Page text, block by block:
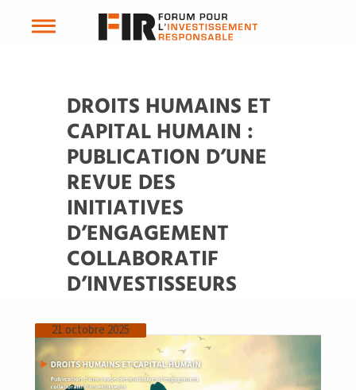
DROITS HUMAINS ET
CAPITAL HUMAIN :
PUBLICATION D’UNE
REVUE DES
INITIATIVES
D’ENGAGEMENT
COLLABORATIF
D’INVESTISSEURS
21 octobre 2025